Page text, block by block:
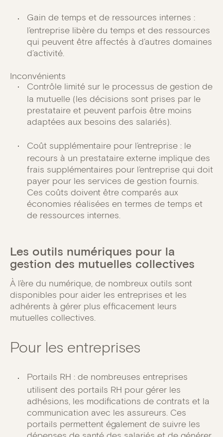
Gain de temps et de ressources internes :
l’entreprise libère du temps et des ressources
qui peuvent être affectés à d’autres domaines
d’activité.
Inconvénients
Contrôle limité sur le processus de gestion de
la mutuelle (les décisions sont prises par le
prestataire et peuvent parfois être moins
adaptées aux besoins des salariés).
Coût supplémentaire pour l’entreprise : le
recours à un prestataire externe implique des
frais supplémentaires pour l’entreprise qui doit
payer pour les services de gestion fournis.
Ces coûts doivent être comparés aux
économies réalisées en termes de temps et
de ressources internes.
Les outils numériques pour la
gestion des mutuelles collectives
À l’ère du numérique, de nombreux outils sont
disponibles pour aider les entreprises et les
adhérents à gérer plus efficacement leurs
mutuelles collectives.
Pour les entreprises
Portails RH : de nombreuses entreprises
utilisent des portails RH pour gérer les
adhésions, les modifications de contrats et la
communication avec les assureurs. Ces
portails permettent également de suivre les